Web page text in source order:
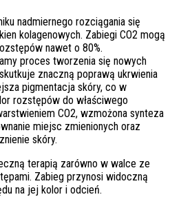
nadmiernego rozciągania się
kolagenowych. Zabiegi CO2 mogą
nawet o 80%.
proces tworzenia się nowych
znaczną poprawą ukrwienia
pigmentacja skóry, co w
rozstępów do właściwego
CO2, wzmożona synteza
miejsc zmienionych oraz
skóry.
terapią zarówno w walce ze
Zabieg przynosi widoczną
na jej kolor i odcień.